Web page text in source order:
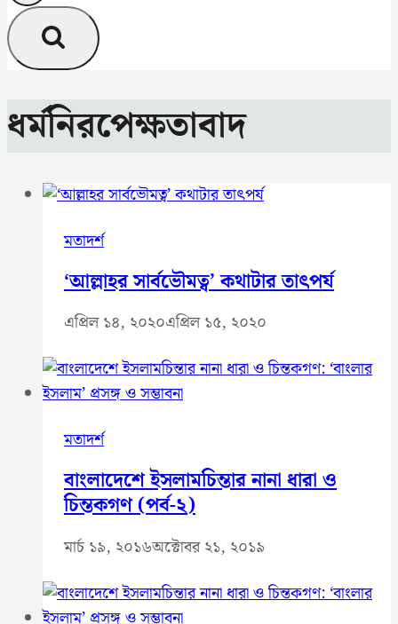
ধর্মনিরপেক্ষতাবাদ
মতাদর্শ
‘আল্লাহর সার্বভৌমত্ব’ কথাটার তাৎপর্য
এপ্রিল ১৪, ২০২০এপ্রিল ১৫, ২০২০
মতাদর্শ
বাংলাদেশে ইসলামচিন্তার নানা ধারা ও
চিন্তকগণ (পর্ব-২)
মার্চ ১৯, ২০১৬অক্টোবর ২১, ২০১৯